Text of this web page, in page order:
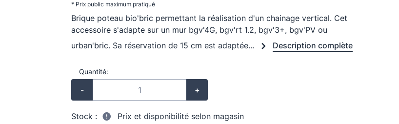
* Prix public maximum pratiqué
Brique poteau bio'bric permettant la réalisation d'un chainage vertical. Cet
accessoire s'adapte sur un mur bgv'4G, bgv'rt 1.2, bgv'3+, bgv'PV ou
urban'bric. Sa réservation de 15 cm est adaptée...
Description complète
Quantité:
- +
Stock : Prix et disponibilité selon magasin